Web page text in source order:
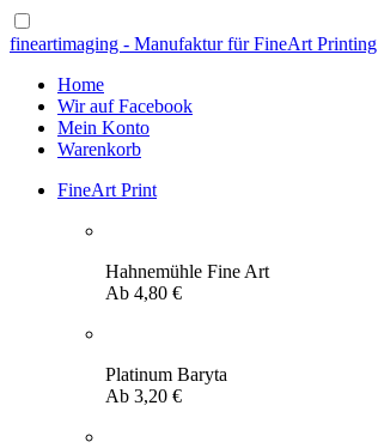
fineartimaging - Manufaktur für FineArt Printing
Home
Wir auf Facebook
Mein Konto
Warenkorb
FineArt Print
Hahnemühle Fine Art
Ab 4,80 €
Platinum Baryta
Ab 3,20 €